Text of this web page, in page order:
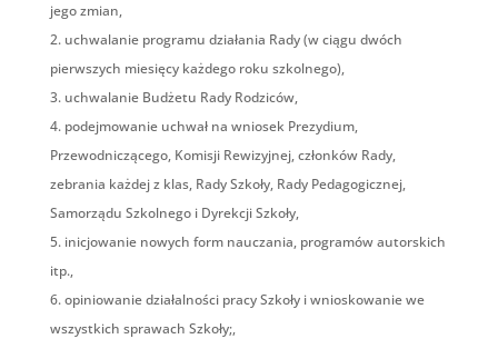
jego zmian,
uchwalanie programu działania Rady (w ciągu dwóch
pierwszych miesięcy każdego roku szkolnego),
uchwalanie Budżetu Rady Rodziców,
podejmowanie uchwał na wniosek Prezydium,
Przewodniczącego, Komisji Rewizyjnej, członków Rady,
zebrania każdej z klas, Rady Szkoły, Rady Pedagogicznej,
Samorządu Szkolnego i Dyrekcji Szkoły,
inicjowanie nowych form nauczania, programów autorskich
itp.,
opiniowanie działalności pracy Szkoły i wnioskowanie we
wszystkich sprawach Szkoły;,